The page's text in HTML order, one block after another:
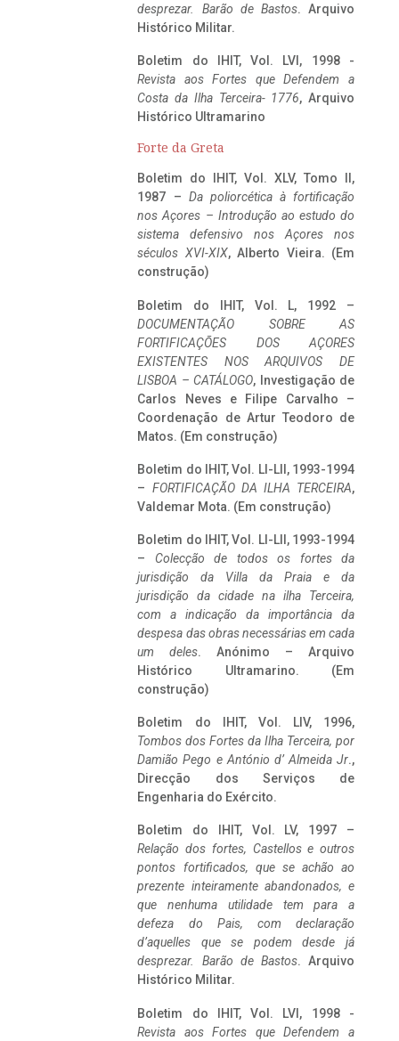
desprezar. Barão de Bastos. Arquivo
Histórico Militar.
Boletim do IHIT, Vol. LVI, 1998 -
Revista aos Fortes que Defendem a
Costa da Ilha Terceira- 1776, Arquivo
Histórico Ultramarino
Forte da Greta
Boletim do IHIT, Vol. XLV, Tomo II,
1987 – Da poliorcética à fortificação
nos Açores – Introdução ao estudo do
sistema defensivo nos Açores nos
séculos XVI-XIX, Alberto Vieira. (Em
construção)
Boletim do IHIT, Vol. L, 1992 –
DOCUMENTAÇÃO SOBRE AS
FORTIFICAÇÕES DOS AÇORES
EXISTENTES NOS ARQUIVOS DE
LISBOA – CATÁLOGO, Investigação de
Carlos Neves e Filipe Carvalho –
Coordenação de Artur Teodoro de
Matos. (Em construção)
Boletim do IHIT, Vol. LI-LII, 1993-1994
– FORTIFICAÇÃO DA ILHA TERCEIRA,
Valdemar Mota. (Em construção)
Boletim do IHIT, Vol. LI-LII, 1993-1994
– Colecção de todos os fortes da
jurisdição da Villa da Praia e da
jurisdição da cidade na ilha Terceira,
com a indicação da importância da
despesa das obras necessárias em cada
um deles. Anónimo – Arquivo
Histórico Ultramarino. (Em
construção)
Boletim do IHIT, Vol. LIV, 1996,
Tombos dos Fortes da Ilha Terceira, por
Damião Pego e António d’ Almeida Jr.,
Direcção dos Serviços de
Engenharia do Exército.
Boletim do IHIT, Vol. LV, 1997 –
Relação dos fortes, Castellos e outros
pontos fortificados, que se achão ao
prezente inteiramente abandonados, e
que nenhuma utilidade tem para a
defeza do Pais, com declaração
d’aquelles que se podem desde já
desprezar. Barão de Bastos. Arquivo
Histórico Militar.
Boletim do IHIT, Vol. LVI, 1998 -
Revista aos Fortes que Defendem a